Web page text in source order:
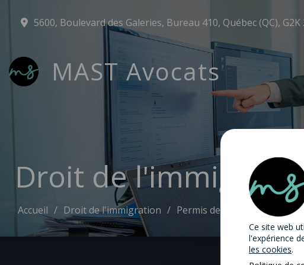
5600, Boulevard des Galeries, Bureau 410, Québec (QC), G2K
MAST Avocats
Droit de
Accueil Droit de l'immigration Permis de travail
Ce site web
l'expérience
les cookies.